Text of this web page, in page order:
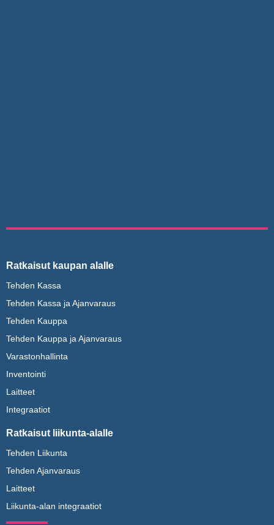
Ratkaisut kaupan alalle
Tehden Kassa
Tehden Kassa ja Ajanvaraus
Tehden Kauppa
Tehden Kauppa ja Ajanvaraus
Varastonhallinta
Inventointi
Laitteet
Integraatiot
Ratkaisut liikunta-alalle
Tehden Liikunta
Tehden Ajanvaraus
Laitteet
Liikunta-alan integraatiot